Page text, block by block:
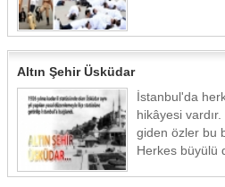
Altın Şehir Üsküdar
İstanbul'da
hikâyesi
giden özler bu
Herkes büyülü